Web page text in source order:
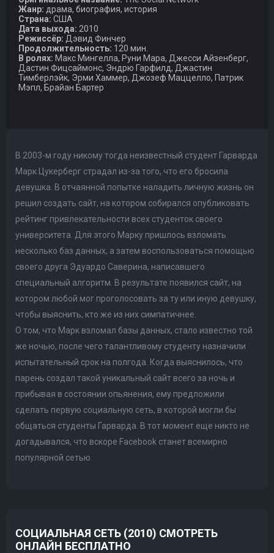
Жанр: драма, биография, история
Страна: США
Дата выхода: 2010
Режиссёр: Дэвид Финчер
Продолжительность: 120 мин.
В ролях: Макс Мингелла, Руни Мара, Джесси Айзенберг,
Дастин Фицсаймонс, Эндрю Гарфилд, Джастин
Тимберлэйк, Эрми Хаммер, Джозеф Маццелло, Патрик
Мэпл, Брайан Бартер
В 2003-м году никому тогда неизвестный студент Гарварда
Марк Цукерберг страдал из-за того, что его бросила
девушка. В отчаянной попытке наладить личную жизнь он
решил создать сайт, на котором собирался опубликовать
рейтинг привлекательности всех студенток своего
университета. Для этого Марку пришлось взломать
несколько баз данных, а затем воспользоваться помощью
своего друга Эдуардо Саверина, написавшего
специальный алгоритм. В результате появился сайт, на
котором любой мог проголосовать за ту или иную девушку,
чтобы выяснить, кто же из них симпатичнее.
О том, что Марк взломал базы данных, стало известно той
же ночью, после чего талантливому студенту назначили
испытательный срок на полгода. Когда выяснилось, что
парень создал такой уникальный сайт всего за ночь и
прибывая в состоянии опьянения, ему предложили
сделать первую социальную сеть, в которой могли бы
общаться студенты Гарварда. В тот момент еще никто не
догадывался, что вскоре Facebook станет всемирно
популярной сетью.
СОЦИАЛЬНАЯ СЕТЬ (2010) СМОТРЕТЬ
ОНЛАЙН БЕСПЛАТНО